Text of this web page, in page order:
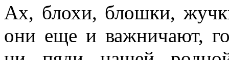
Ах, блохи, блошки,
они еще и важничают,